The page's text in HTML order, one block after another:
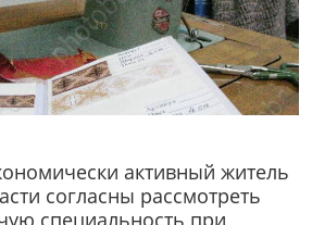
активный житель
согласны рассмотреть